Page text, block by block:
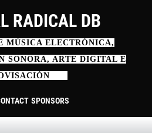
RADICAL DB
MÚSICA ELECTRÓNICA,
SONORA, ARTE DIGITAL E
SPONSORS